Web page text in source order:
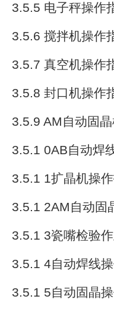
3.5.5 电子秤操作
3.5.6 搅拌机操作
3.5.7 真空机操作
3.5.8 封口机操作
3.5.9 AM自动固
3.5.1 0AB自动焊
3.5.1 1扩晶机操
3.5.1 2AM自动固
3.5.1 3瓷嘴检验
3.5.1 4自动焊线
3.5.1 5自动固晶